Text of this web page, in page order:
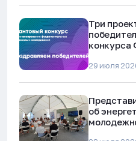
Три
конкурса
29 июля
об